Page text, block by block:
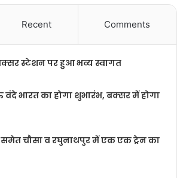
Recent Comments
स्टेशन पर हुआ भव्य स्वागत
भारत का होगा शुभारंभ, बक्सर में होगा
चौसा व रघुनाथपुर में एक एक ट्रेन का